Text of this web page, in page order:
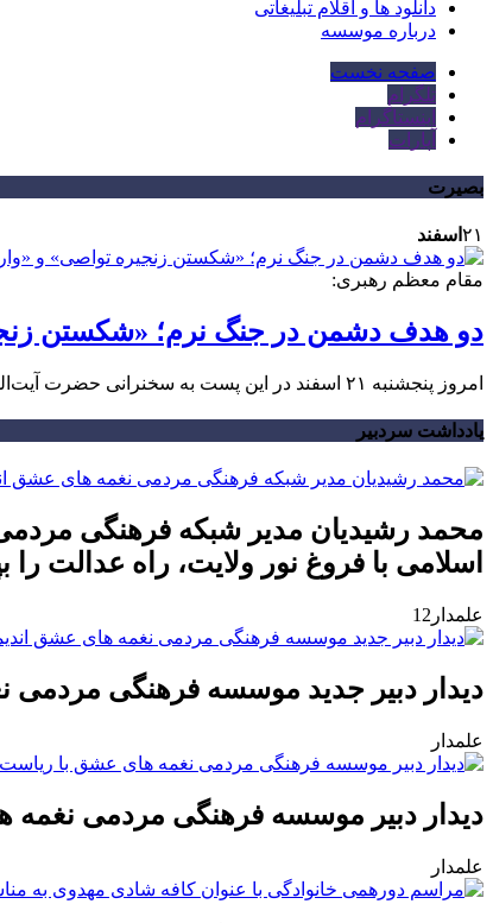
دانلود ها و اقلام تبلیغاتی
درباره موسسه
صفحه نخست
تلگرام
اینستاگرام
آپارات
بصیرت
۲۱ اسفند
مقام معظم رهبری:
دو هدف دشمن در جنگ نرم؛ «شکستن
امروز پنجشنبه ۲۱ اسفند در این پست به سخنرانی حضرت آیت‌الله خامنه‌ای رهبر معظم انقلاب اسلامی در روز عید مبعث پیامبر اعظم (ص) پرداخته شده است.
یادداشت سردبیر
محمد رشیدیان مدیر شبکه فرهنگی
اسلامی با فروغ نور ولایت، راه عدالت را
علمدار12
دیدار دبیر جدید موسسه فرهنگی مردمی
علمدار
دیدار دبیر موسسه فرهنگی مردمی
علمدار